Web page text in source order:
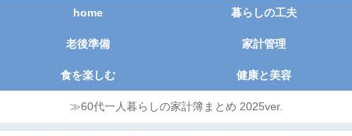
home 暮らしの工夫
老後準備 家計管理
食を楽しむ 健康と美容
≫60代一人暮らしの家計簿まとめ 2025ver.